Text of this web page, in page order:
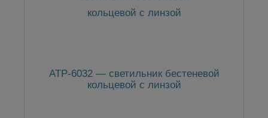
АТР-6032 — светильник бестеневой
кольцевой с линзой